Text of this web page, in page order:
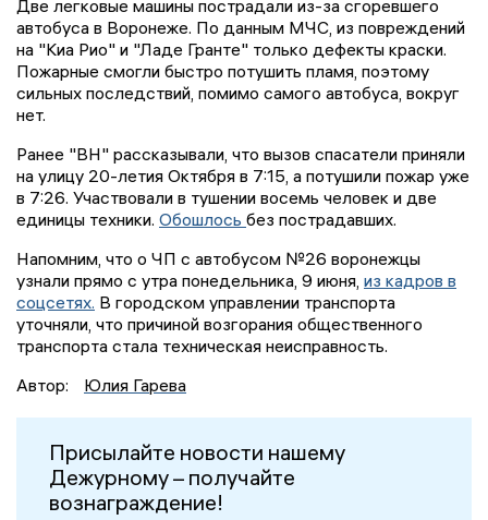
Две легковые машины пострадали из-за сгоревшего
автобуса в Воронеже. По данным МЧС, из повреждений
на "Киа Рио" и "Ладе Гранте" только дефекты краски.
Пожарные смогли быстро потушить пламя, поэтому
сильных последствий, помимо самого автобуса, вокруг
нет.
Ранее "ВН" рассказывали, что вызов спасатели приняли
на улицу 20-летия Октября в 7:15, а потушили пожар уже
в 7:26. Участвовали в тушении восемь человек и две
единицы техники. Обошлось без пострадавших.
Напомним, что о ЧП с автобусом №26 воронежцы
узнали прямо с утра понедельника, 9 июня, из кадров в
соцсетях. В городском управлении транспорта
уточняли, что причиной возгорания общественного
транспорта стала техническая неисправность.
Автор:
Юлия Гарева
Присылайте новости нашему
Дежурному – получайте
вознаграждение!